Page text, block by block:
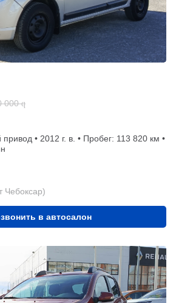
000 q
• 2012 г. в. • Пробег: 113 820 км •
Чебоксар)
в автосалон